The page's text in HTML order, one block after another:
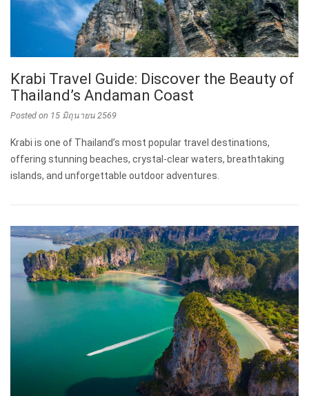
Krabi Travel Guide: Discover the Beauty of
Thailand’s Andaman Coast
Posted on 15 มิถุนายน 2569
Krabi is one of Thailand’s most popular travel destinations,
offering stunning beaches, crystal-clear waters, breathtaking
islands, and unforgettable outdoor adventures.